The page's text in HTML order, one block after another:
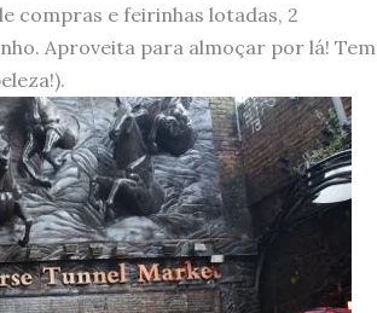
compras e feirinhas lotadas, 2
Aproveita para almoçar por lá! Tem